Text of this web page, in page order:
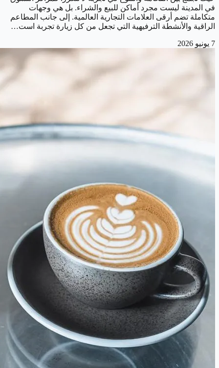
في المدينة ليست مجرد أماكن للبيع والشراء. بل هي وجهات
متكاملة تضم أرقى العلامات التجارية العالمية. إلى جانب المطاعم
الراقية والأنشطة الترفيهية التي تجعل من كل زيارة تجربة است…
7 يونيو 2026